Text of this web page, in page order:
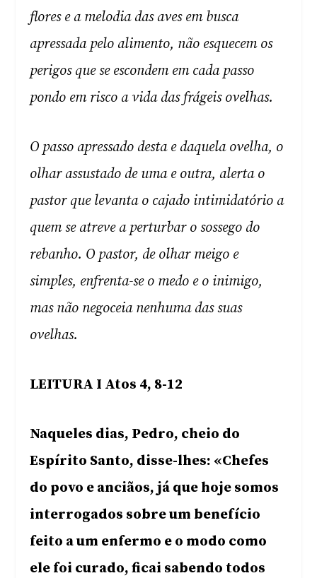
flores e a melodia das aves em busca
apressada pelo alimento, não esquecem os
perigos que se escondem em cada passo
pondo em risco a vida das frágeis ovelhas.
O passo apressado desta e daquela ovelha, o
olhar assustado de uma e outra, alerta o
pastor que levanta o cajado intimidatório a
quem se atreve a perturbar o sossego do
rebanho. O pastor, de olhar meigo e
simples, enfrenta-se o medo e o inimigo,
mas não negoceia nenhuma das suas
ovelhas.
LEITURA I Atos 4, 8-12
Naqueles dias, Pedro, cheio do
Espírito Santo, disse-lhes: «Chefes
do povo e anciãos, já que hoje somos
interrogados sobre um benefício
feito a um enfermo e o modo como
ele foi curado, ficai sabendo todos